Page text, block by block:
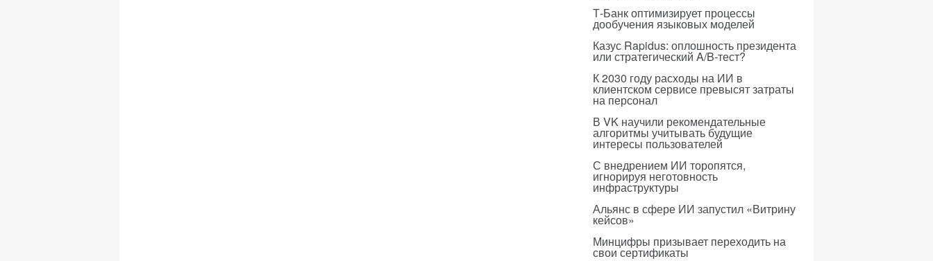
Т-Банк оптимизирует процессы
дообучения языковых моделей
Казус Rapidus: оплошность президента
или стратегический A/B-тест?
К 2030 году расходы на ИИ в
клиентском сервисе превысят затраты
на персонал
В VK научили рекомендательные
алгоритмы учитывать будущие
интересы пользователей
С внедрением ИИ торопятся,
игнорируя неготовность
инфраструктуры
Альянс в сфере ИИ запустил «Витрину
кейсов»
Минцифры призывает переходить на
свои сертификаты